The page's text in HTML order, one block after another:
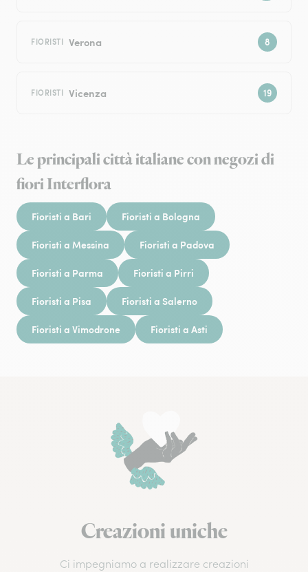
FIORISTI Verona
FIORISTI Vicenza
Le principali città italiane con negozi di
fiori Interflora
Fioristi a Bari Fioristi a Bologna
Fioristi a Messina Fioristi a Padova
Fioristi a Parma Fioristi a Pirri
Fioristi a Pisa Fioristi a Salerno
Fioristi a Vimodrone Fioristi a Asti
Creazioni uniche
Ci impegniamo a realizzare creazioni